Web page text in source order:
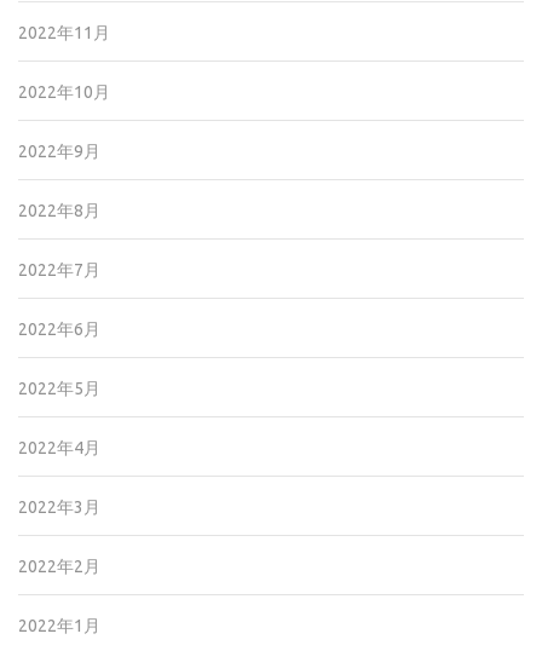
2022年11月
2022年10月
2022年9月
2022年8月
2022年7月
2022年6月
2022年5月
2022年4月
2022年3月
2022年2月
2022年1月